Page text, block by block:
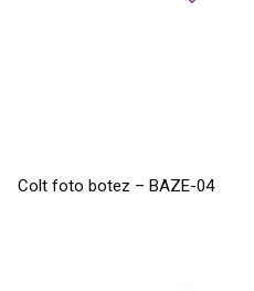
Colt foto botez – BAZE-04